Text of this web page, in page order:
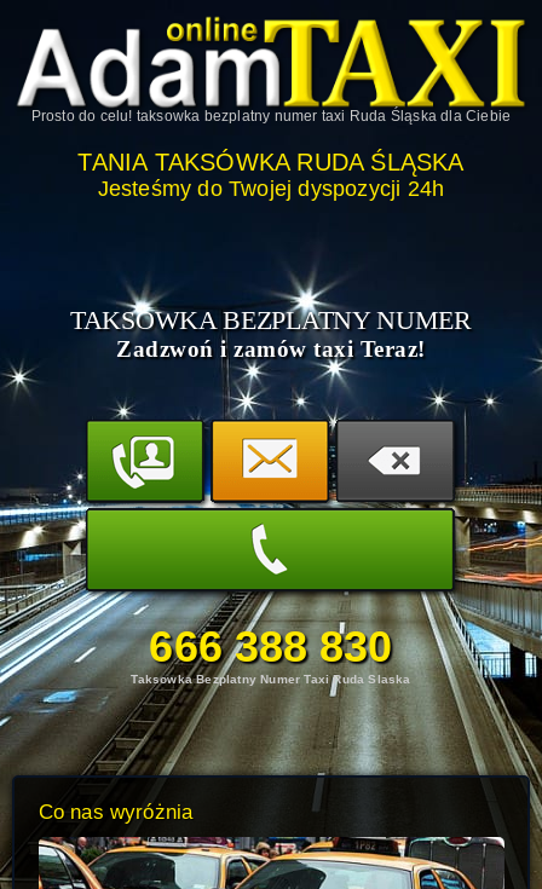
Prosto do celu! taksowka bezplatny numer taxi Ruda Śląska dla Ciebie
TANIA TAKSÓWKA RUDA ŚLĄSKA
Jesteśmy do Twojej dyspozycji 24h
TAKSOWKA BEZPLATNY NUMER
Zadzwoń i zamów taxi Teraz!
666 388 830
Taksowka Bezplatny Numer Taxi Ruda Slaska
Co nas wyróżnia